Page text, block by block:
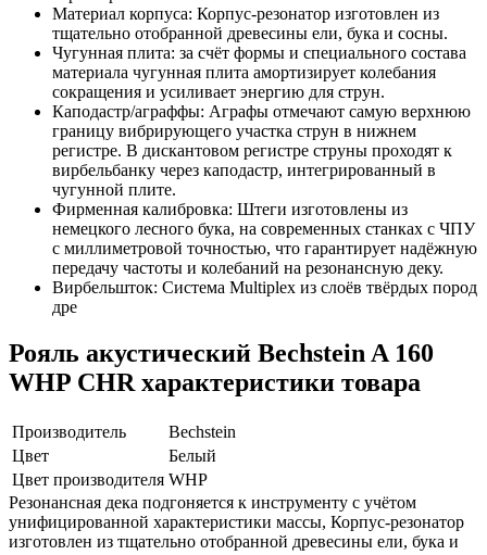
Материал корпуса: Корпус-резонатор изготовлен из
тщательно отобранной древесины ели, бука и сосны.
Чугунная плита: за счёт формы и специального состава
материала чугунная плита амортизирует колебания
сокращения и усиливает энергию для струн.
Каподастр/аграффы: Аграфы отмечают самую верхнюю
границу вибрирующего участка струн в нижнем
регистре. В дискантовом регистре струны проходят к
вирбельбанку через каподастр, интегрированный в
чугунной плите.
Фирменная калибровка: Штеги изготовлены из
немецкого лесного бука, на современных станках с ЧПУ
с миллиметровой точностью, что гарантирует надёжную
передачу частоты и колебаний на резонансную деку.
Вирбельшток: Система Multiplex из слоёв твёрдых пород
дре
Рояль акустический Bechstein A 160
WHP CHR характеристики товара
Производитель
Bechstein
Цвет
Белый
Цвет производителя WHP
Резонансная дека подгоняется к инструменту с учётом
унифицированной характеристики массы, Корпус-резонатор
изготовлен из тщательно отобранной древесины ели, бука и